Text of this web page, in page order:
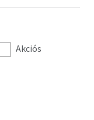
Akciós